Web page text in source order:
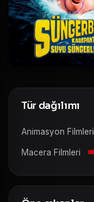
Tür dağılımı
Animasyon Filmleri
Macera Filmleri